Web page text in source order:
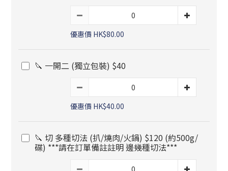
優惠價 HK$80.00
🔪 一開二 (獨立包裝) $40
優惠價 HK$40.00
🔪 切 多種切法 (扒/燒肉/火鍋) $120 (約500g/
碟) ***請在訂單備註註明 邊幾種切法***